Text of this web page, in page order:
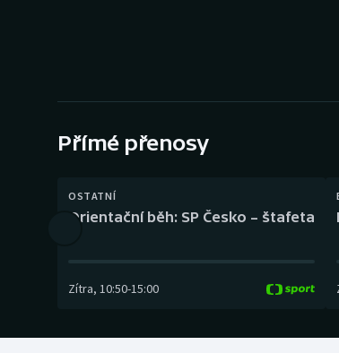
Přímé přenosy
OSTATNÍ
Orientační běh: SP Česko – štafeta
Zítra, 10:50-15:00